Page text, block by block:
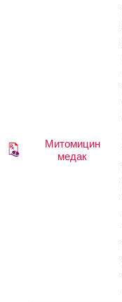
Митомицин
медак